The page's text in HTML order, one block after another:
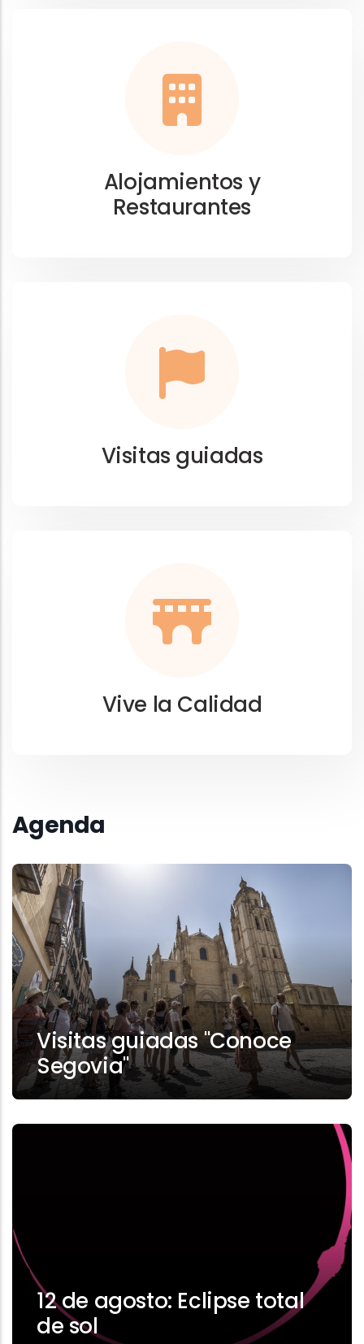
Alojamientos y
Restaurantes
Visitas guiadas
Vive la Calidad
Agenda
Visitas guiadas "Conoce
Segovia"
12 de agosto: Eclipse total
de sol